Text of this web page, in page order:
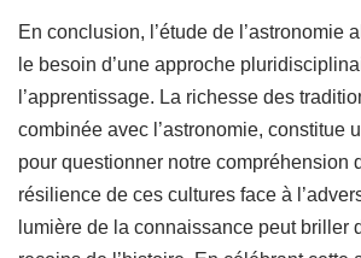
En conclusion, l’étude de l’astronomie
le besoin d’une approche
l’apprentissage. La richesse des
combinée avec l’astronomie, constitue
pour questionner notre compréhension
résilience de ces cultures face à
lumière de la connaissance peut briller